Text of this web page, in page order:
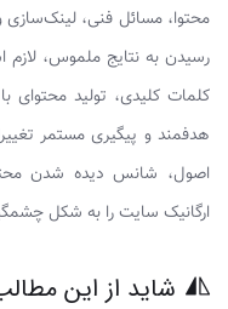
محتوا، مسائل فنی، لینک‌سازی
رسیدن به نتایج ملموس،
کلمات کلیدی، تولید محتوای
هدفمند و پیگیری مستمر
اصول، شانس دیده شدن
ارگانیک سایت را به شکل
شاید از این